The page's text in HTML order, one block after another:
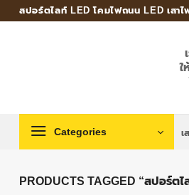
Skipสปอร์ตไลท์ LED โคมไฟถนน LED เสา
ใ
Categories เ
PRODUCTS TAGGED “สปอร์ต